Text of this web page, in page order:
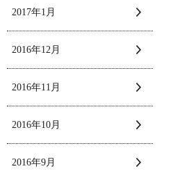
2017年1月
2016年12月
2016年11月
2016年10月
2016年9月